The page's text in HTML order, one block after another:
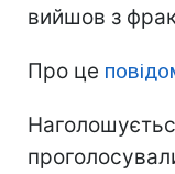
вийшов з
Про це